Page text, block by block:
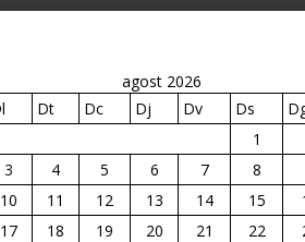
agost 2026
Dt Dc Dj Dv Ds
1
3
4 5 6 7 8
10
11 12 13 14 15
17
18 19 20 21 22